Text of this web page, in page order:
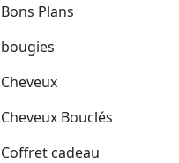
Bons Plans
bougies
Cheveux
Cheveux Bouclés
Coffret cadeau